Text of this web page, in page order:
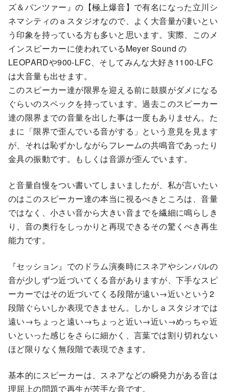
ズ＆パンツァー』の【極上爆音】で有名になった立川シ
ネマシティのａスタジオなので、よく大音量が凄いとい
う印象を持っている方も多いと思います。実際、このメ
インスピーカーに使われているMeyer Sound の
LEOPARDや900-LFC、そしてみんな大好き1100-LFC
は大音量も出せます。
このスピーカー達が限界を迎える前に鼓膜がダメになる
ぐらいのスペックを持っています。過去このスピーカー
達の限界までの音量を出した事は一度もありません。た
まに「限界で歪んでいる音がする」という意見を見ます
が、それは恥ずかしながらフレームの共鳴音であったり
金具の振動です。もしくは音源が歪んでいます。
と音量自慢をつい書いてしまいましたが、私が言いたい
のはこのスピーカー達の本当に視るべきところは、音量
ではなく、小さい音から大きい音までを繊細に鳴らしき
り、音の奥行をしっかりと再現できるその驚くべき再生
能力です。
『セッション』でのドラム演奏時にスネアやシンバルの
音が少しずつ近づいてくる音がありますが、下手なスピ
ーカーではその近づいてくる段階が遠い→近いという2
段階ぐらいしか表現できません。しかしａスタジオでは
遠い→ちょっと遠い→ちょっと近い→近い→めっちゃ近
いといった感じをさらに細かく、言葉では割り切れない
ほど限りなく無段階で表現できます。
基本的にスピーカーは、スネアなどの瞬発力がある音は
理屈上の問題で再生が苦手な音です。